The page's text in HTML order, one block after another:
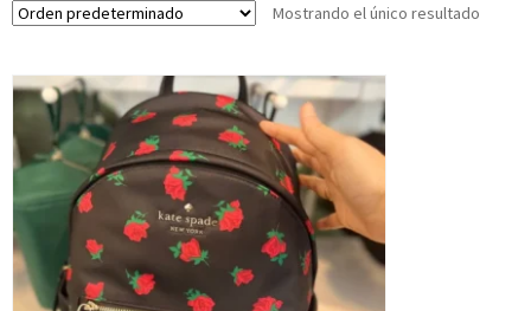
Mostrando el único resultado